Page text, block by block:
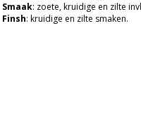
Smaak: zoete, kruidige en zilte
Finsh: kruidige en zilte smaken.